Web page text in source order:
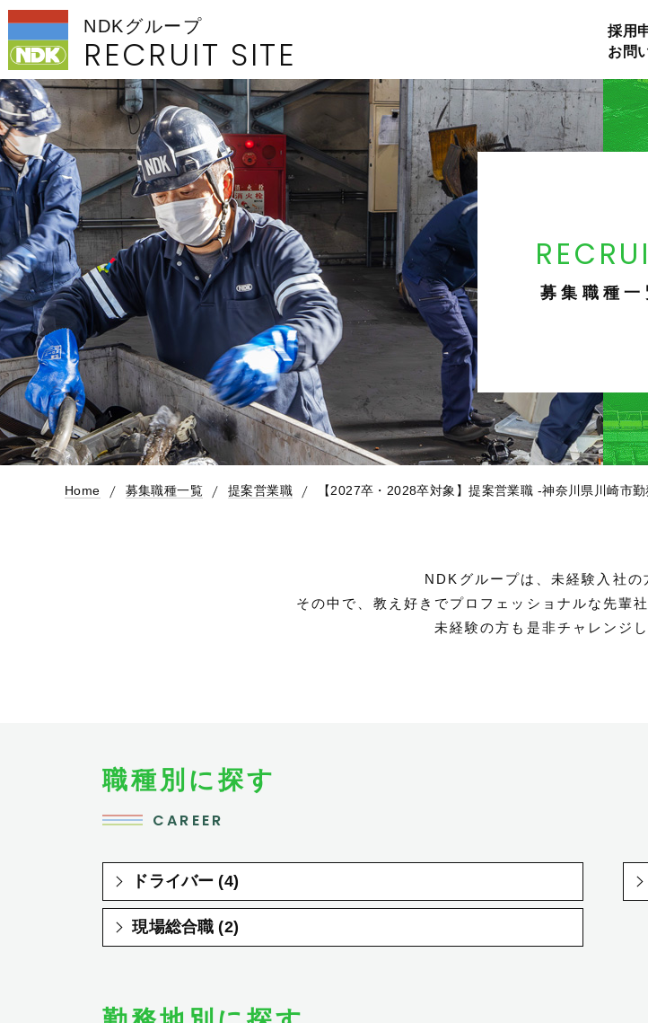
NDKグループ
RECRUIT SITE
採用
お問
募集職種一
Home 募集職種一覧 提案営業職 【2027卒・2028卒対象】提案営業職 -神奈川県川崎市勤
NDKグループは、未経験入社の
その中で、教え好きでプロフェッショナルな先輩
未経験の方も是非チャレンジ
職種別に探す
CAREER
ドライバー (4)
現場総合職 (2)